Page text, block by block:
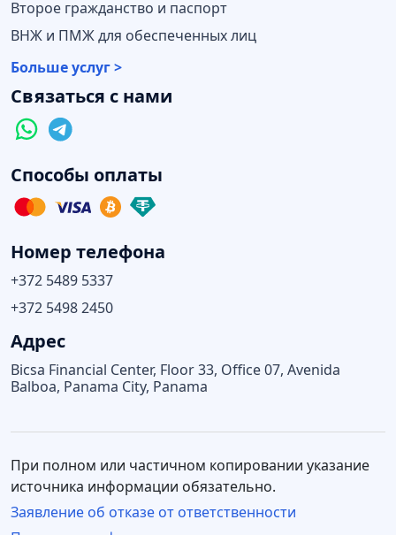
Второе гражданство и паспорт
ВНЖ и ПМЖ для обеспеченных лиц
Больше услуг >
Связаться с нами
Способы оплаты
Номер телефона
+372 5489 5337
+372 5498 2450
Адрес
Bicsa Financial Center, Floor 33, Office 07, Avenida
Balboa, Panama City, Panama
При полном или частичном копировании указание
источника информации обязательно.
Заявление об отказе от ответственности